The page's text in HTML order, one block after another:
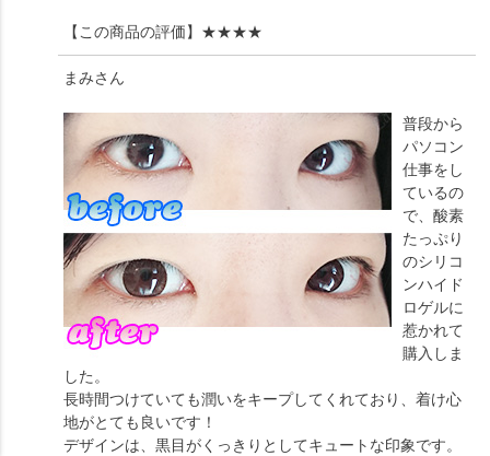
【この商品の評価】 ★★★★
まみさん
普段から
パソコン
仕事をし
ているの
で、酸素
たっぷり
のシリコ
ンハイド
ロゲルに
惹かれて
購入しま
した。
長時間つけていても潤いをキープしてくれており、着け心
地がとても良いです！
デザインは、黒目がくっきりとしてキュートな印象です。